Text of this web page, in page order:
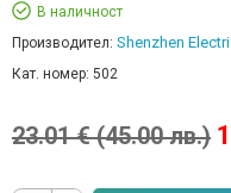
В наличност
Производител: Shenzhen
Кат. номер: 502
23.01 € (45.00 лв.)